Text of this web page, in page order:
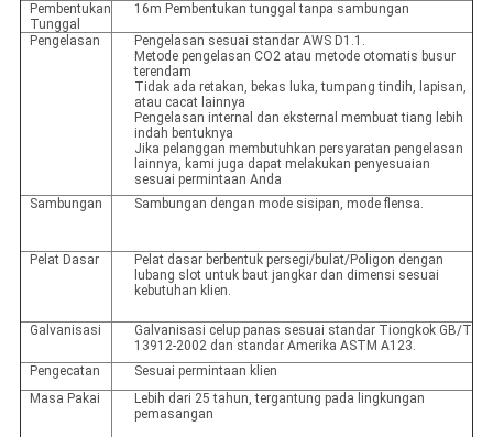
Pembentukan
Tunggal
16m Pembentukan tunggal tanpa sambungan
Pengelasan
Pengelasan sesuai standar AWS D1.1.
Metode pengelasan CO2 atau metode otomatis busur
terendam
Tidak ada retakan, bekas luka, tumpang tindih, lapisan,
atau cacat lainnya
Pengelasan internal dan eksternal membuat tiang lebih
indah bentuknya
Jika pelanggan membutuhkan persyaratan pengelasan
lainnya, kami juga dapat melakukan penyesuaian
sesuai permintaan Anda
Sambungan
Sambungan dengan mode sisipan, mode flensa.
Pelat Dasar
Pelat dasar berbentuk persegi/bulat/Poligon dengan
lubang slot untuk baut jangkar dan dimensi sesuai
kebutuhan klien.
Galvanisasi
Galvanisasi celup panas sesuai standar Tiongkok GB/T
13912-2002 dan standar Amerika ASTM A123.
Pengecatan
Sesuai permintaan klien
Masa Pakai
Lebih dari 25 tahun, tergantung pada lingkungan
pemasangan